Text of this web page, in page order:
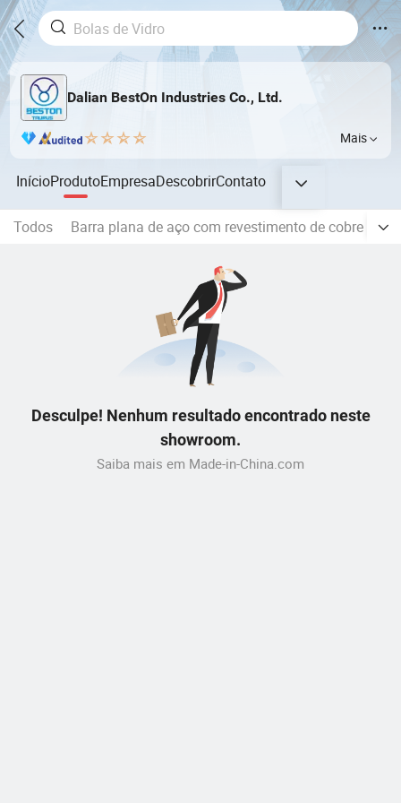
Dalian BestOn Industries Co., Ltd.
Mais
InícioProdutoEmpresaDescobrirContato
Todos Barra plana de aço com revestimento de cobre
Desculpe! Nenhum resultado encontrado neste
showroom.
Saiba mais em Made-in-China.com